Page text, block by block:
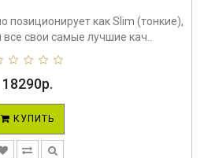
позиционирует как Slim (тонкие),
свои самые лучшие кач..
18290р.
КУПИТЬ